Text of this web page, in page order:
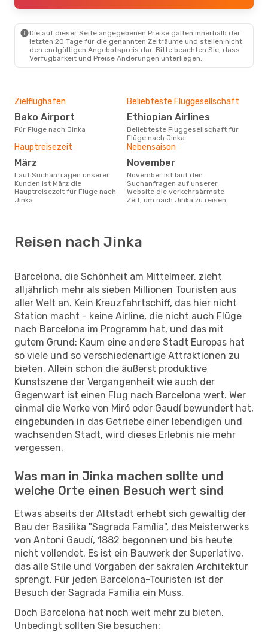
Die auf dieser Seite angegebenen Preise galten innerhalb der
letzten 20 Tage für die genannten Zeiträume und stellen nicht
den endgültigen Angebotspreis dar. Bitte beachten Sie, dass
Verfügbarkeit und Preise Änderungen unterliegen.
Zielflughafen
Bako Airport
Für Flüge nach Jinka
Beliebteste Fluggesellschaft
Ethiopian Airlines
Beliebteste Fluggesellschaft für
Flüge nach Jinka
Hauptreisezeit
März
Laut Suchanfragen unserer
Kunden ist März die
Hauptreisezeit für Flüge nach
Jinka
Nebensaison
November
November ist laut den
Suchanfragen auf unserer
Website die verkehrsärmste
Zeit, um nach Jinka zu reisen.
Reisen nach Jinka
Barcelona, die Schönheit am Mittelmeer, zieht
alljährlich mehr als sieben Millionen Touristen aus
aller Welt an. Kein Kreuzfahrtschiff, das hier nicht
Station macht - keine Airline, die nicht auch Flüge
nach Barcelona im Programm hat, und das mit
gutem Grund: Kaum eine andere Stadt Europas hat
so viele und so verschiedenartige Attraktionen zu
bieten. Allein schon die äußerst produktive
Kunstszene der Vergangenheit wie auch der
Gegenwart ist einen Flug nach Barcelona wert. Wer
einmal die Werke von Miró oder Gaudí bewundert hat,
eingebunden in das Getriebe einer lebendigen und
wachsenden Stadt, wird dieses Erlebnis nie mehr
vergessen.
Was man in Jinka machen sollte und
welche Orte einen Besuch wert sind
Etwas abseits der Altstadt erhebt sich gewaltig der
Bau der Basilika "Sagrada Família", des Meisterwerks
von Antoni Gaudí, 1882 begonnen und bis heute
nicht vollendet. Es ist ein Bauwerk der Superlative,
das alle Stile und Vorgaben der sakralen Architektur
sprengt. Für jeden Barcelona-Touristen ist der
Besuch der Sagrada Família ein Muss.
Doch Barcelona hat noch weit mehr zu bieten.
Unbedingt sollten Sie besuchen: